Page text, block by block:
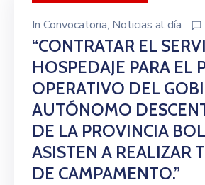
In Convocatoria‚ Noticias al día
“CONTRATAR EL
HOSPEDAJE PARA EL
OPERATIVO DEL
AUTÓNOMO
DE LA PROVINCIA
ASISTEN A REALIZAR
DE CAMPAMENTO.”